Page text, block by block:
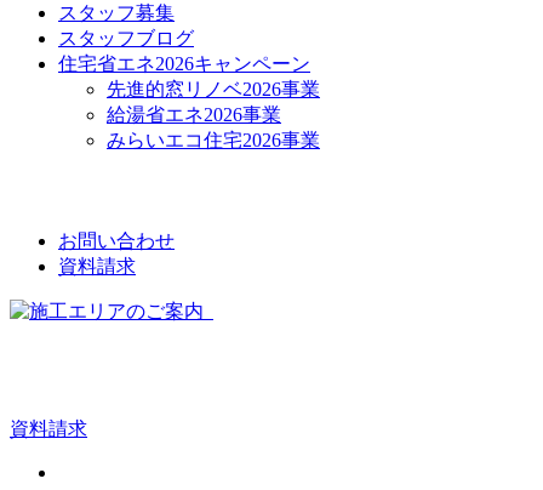
スタッフ募集
スタッフブログ
住宅省エネ2026キャンペーン
先進的窓リノベ2026事業
給湯省エネ2026事業
みらいエコ住宅2026事業
お問い合わせ
資料請求
資料請求